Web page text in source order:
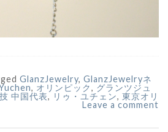
GlanzJewelry, GlanzJewelryネ
, オリンピック, グランツジュ
中国代表, リゥ・ユチェン, 東京オリ
Leave a comment